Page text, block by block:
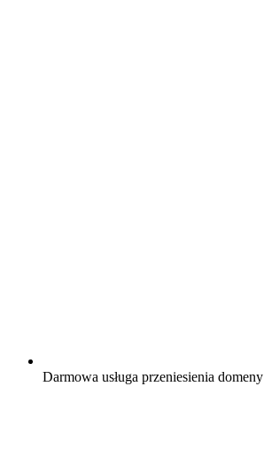
Darmowa usługa przeniesienia domeny